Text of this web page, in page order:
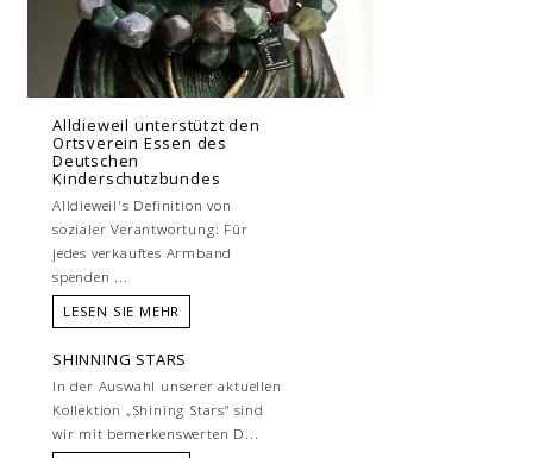
Alldieweil unterstützt den
Ortsverein Essen des
Deutschen
Kinderschutzbundes
Alldieweil's Definition von
sozialer Verantwortung: Für
jedes verkauftes Armband
spenden ...
LESEN SIE MEHR
SHINNING STARS
In der Auswahl unserer aktuellen
Kollektion „Shining Stars“ sind
wir mit bemerkenswerten D...